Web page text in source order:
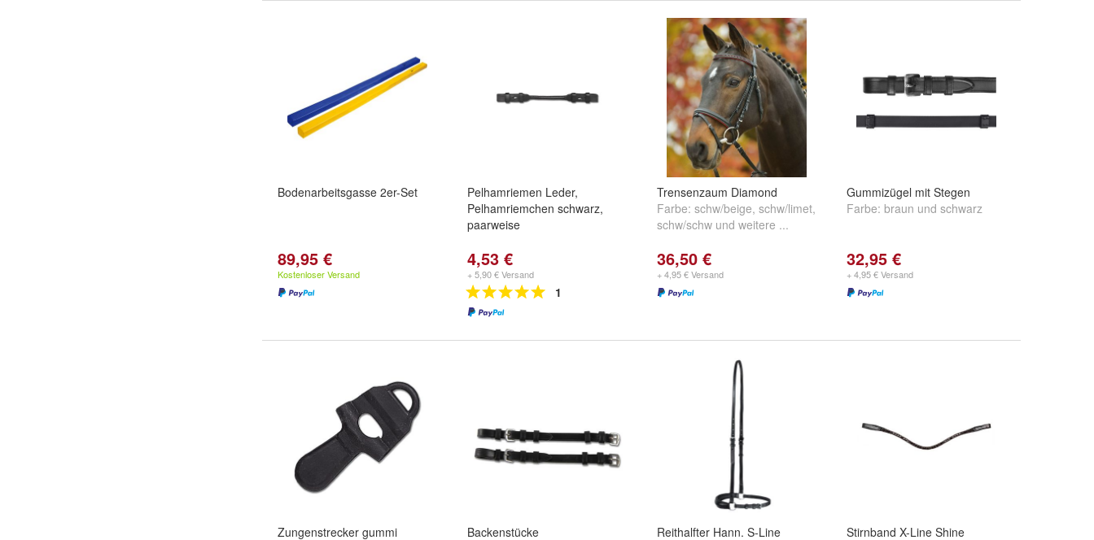
Bodenarbeitsgasse 2er-Set
89,95 €
Kostenloser Versand
Pelhamriemen Leder,
Pelhamriemchen schwarz,
paarweise
4,53 €
+ 5,90 € Versand
1
Trensenzaum Diamond
Farbe: schw/beige, schw/limet,
schw/schw und weitere ...
36,50 €
+ 4,95 € Versand
Gummizügel mit Stegen
Farbe: braun und schwarz
32,95 €
+ 4,95 € Versand
Zungenstrecker gummi Backenstücke Reithalfter Hann. S-Line Stirnband X-Line Shine